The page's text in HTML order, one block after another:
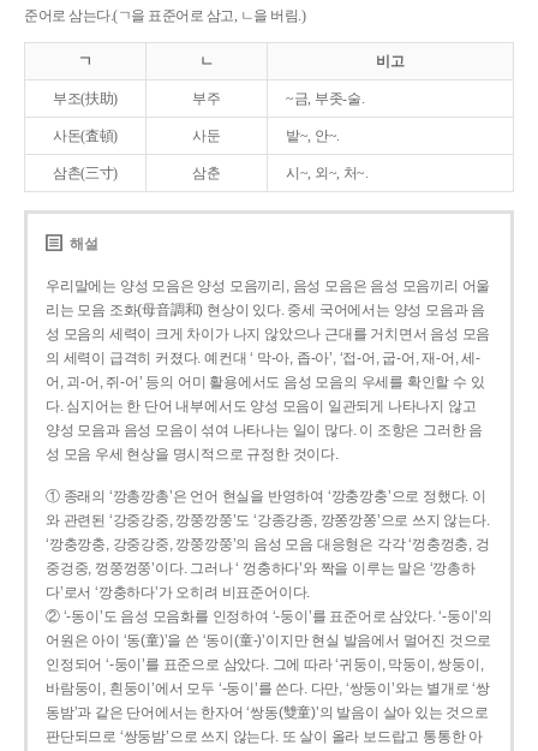
준어로 삼는다.(ㄱ을 표준어로 삼고, ㄴ을 버림.)
ㄱ ㄴ 비고
부조(扶助) 부주 ~금, 부좃-술.
사돈(査頓) 사둔 밭~, 안~.
삼촌(三寸) 삼춘 시~, 외~, 처~.
해설
우리말에는 양성 모음은 양성 모음끼리, 음성 모음은 음성 모음끼리 어울
리는 모음 조화(母音調和) 현상이 있다. 중세 국어에서는 양성 모음과 음
성 모음의 세력이 크게 차이가 나지 않았으나 근대를 거치면서 음성 모음
의 세력이 급격히 커졌다. 예컨대 ‘ 막-아, 좁-아’, ‘접-어, 굽-어, 재-어, 세-
어, 괴-어, 쥐-어’ 등의 어미 활용에서도 음성 모음의 우세를 확인할 수 있
다. 심지어는 한 단어 내부에서도 양성 모음이 일관되게 나타나지 않고
양성 모음과 음성 모음이 섞여 나타나는 일이 많다. 이 조항은 그러한 음
성 모음 우세 현상을 명시적으로 규정한 것이다.
① 종래의 ‘깡총깡총’은 언어 현실을 반영하여 ‘깡충깡충’으로 정했다. 이
와 관련된 ‘강중강중, 깡쭝깡쭝’도 ‘강종강종, 깡쫑깡쫑’으로 쓰지 않는다.
‘깡충깡충, 강중강중, 깡쭝깡쭝’의 음성 모음 대응형은 각각 ‘껑충껑충, 겅
중겅중, 껑쭝껑쭝’이다. 그러나 ‘ 껑충하다’와 짝을 이루는 말은 ‘깡총하
다’로서 ‘깡충하다’가 오히려 비표준어이다.
② ‘-동이’도 음성 모음화를 인정하여 ‘-둥이’를 표준어로 삼았다. ‘-둥이’의
어원은 아이 ‘동(童)’을 쓴 ‘동이(童-)’이지만 현실 발음에서 멀어진 것으로
인정되어 ‘-둥이’를 표준으로 삼았다. 그에 따라 ‘귀둥이, 막둥이, 쌍둥이,
바람둥이, 흰둥이’에서 모두 ‘-둥이’를 쓴다. 다만, ‘쌍둥이’와는 별개로 ‘쌍
동밤’과 같은 단어에서는 한자어 ‘쌍동(雙童)’의 발음이 살아 있는 것으로
판단되므로 ‘쌍둥밤’으로 쓰지 않는다. 또 살이 올라 보드랍고 통통한 아